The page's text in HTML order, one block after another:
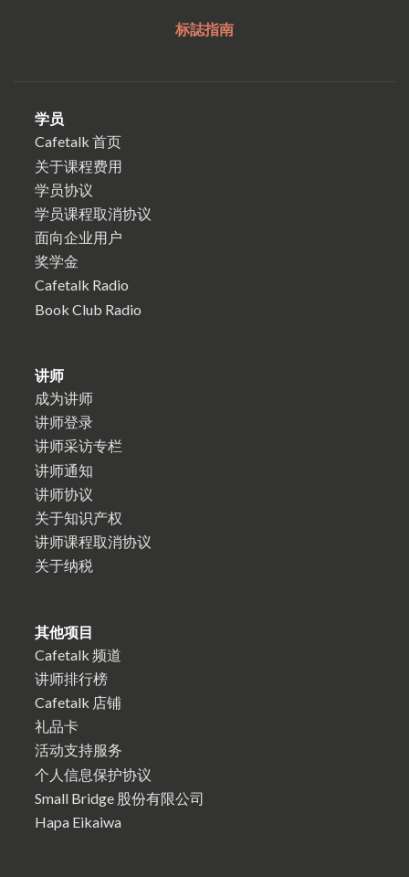
标誌指南
学员
Cafetalk 首页
关于课程费用
学员协议
学员课程取消协议
面向企业用户
奖学金
Cafetalk Radio
Book Club Radio
讲师
成为讲师
讲师登录
讲师采访专栏
讲师通知
讲师协议
关于知识产权
讲师课程取消协议
关于纳税
其他项目
Cafetalk 频道
讲师排行榜
Cafetalk 店铺
礼品卡
活动支持服务
个人信息保护协议
Small Bridge 股份有限公司
Hapa Eikaiwa